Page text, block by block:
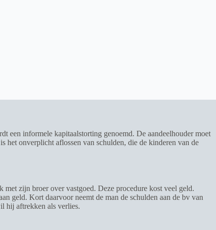
een informele kapitaalstorting genoemd. De aandeelhouder moet
het onverplicht aflossen van schulden, die de kinderen van de
zijn broer over vastgoed. Deze procedure kost veel geld.
geld. Kort daarvoor neemt de man de schulden aan de bv van
hij aftrekken als verlies.